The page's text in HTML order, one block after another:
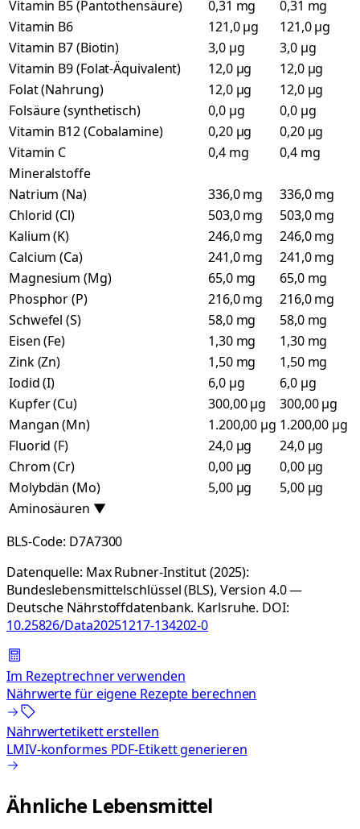
Vitamin B5 (Pantothensäure)
0,31 mg
0,31 mg
Vitamin B6
121,0 µg
121,0 µg
Vitamin B7 (Biotin)
3,0 µg
3,0 µg
Vitamin B9 (Folat-Äquivalent)
12,0 µg
12,0 µg
Folat (Nahrung)
12,0 µg
12,0 µg
Folsäure (synthetisch)
0,0 µg
0,0 µg
Vitamin B12 (Cobalamine)
0,20 µg
0,20 µg
Vitamin C
0,4 mg
0,4 mg
Mineralstoffe
Natrium (Na)
336,0 mg
336,0 mg
Chlorid (Cl)
503,0 mg
503,0 mg
Kalium (K)
246,0 mg
246,0 mg
Calcium (Ca)
241,0 mg
241,0 mg
Magnesium (Mg)
65,0 mg
65,0 mg
Phosphor (P)
216,0 mg
216,0 mg
Schwefel (S)
58,0 mg
58,0 mg
Eisen (Fe)
1,30 mg
1,30 mg
Zink (Zn)
1,50 mg
1,50 mg
Iodid (I)
6,0 µg
6,0 µg
Kupfer (Cu)
300,00 µg
300,00 µg
Mangan (Mn)
1.200,00 µg 1.200,00 µg
Fluorid (F)
24,0 µg
24,0 µg
Chrom (Cr)
0,00 µg
0,00 µg
Molybdän (Mo)
5,00 µg
5,00 µg
Aminosäuren ▼
BLS-Code: D7A7300
Datenquelle: Max Rubner-Institut (2025):
Bundeslebensmittelschlüssel (BLS), Version 4.0 —
Deutsche Nährstoffdatenbank. Karlsruhe. DOI:
10.25826/Data20251217-134202-0
Im Rezeptrechner verwenden
Nährwerte für eigene Rezepte berechnen
Nährwertetikett erstellen
LMIV-konformes PDF-Etikett generieren
Ähnliche Lebensmittel